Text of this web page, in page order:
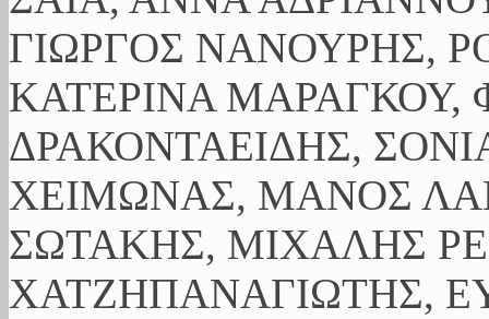
ΓΙΩΡΓΟΣ ΝΑΝΟΥΡΗΣ,
ΚΑΤΕΡΙΝΑ ΜΑΡΑΓΚΟΥ,
ΔΡΑΚΟΝΤΑΕΙΔΗΣ,
ΧΕΙΜΩΝΑΣ, ΜΑΝΟΣ
ΣΩΤΑΚΗΣ, ΜΙΧΑΛΗΣ
ΧΑΤΖΗΠΑΝΑΓΙΩΤΗΣ,